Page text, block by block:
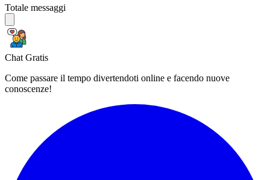
Totale messaggi
Chat Gratis
Come passare il tempo divertendoti online e facendo nuove
conoscenze!